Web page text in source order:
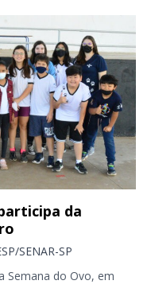
da
SENAR-SP
Semana do Ovo, em